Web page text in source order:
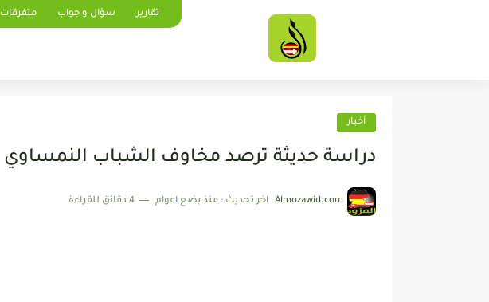
تقارير سؤال و جواب متفرقات
أخبار
دراسة حديثة ترصد مخاوف الشباب النمساوي
Almozawid.com اخر تحديث : منذ بضع اعوام 4 دقائق للقراءة